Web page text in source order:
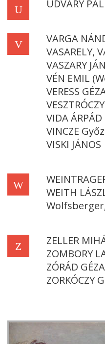
U UDVARY PÁL
V
VARGA
VASARELY,
VASZARY
VÉN EMIL
VERESS
VIDA ÁRPÁD
VINCZE
VISKI JÁNOS
W
WEITH
Z
ZELLER
ZOMBORY
ZÓRÁD GÉZA
ZORKÓCZY